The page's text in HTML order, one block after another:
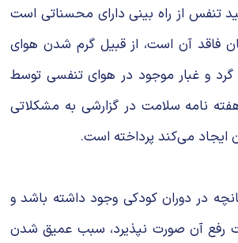
تنفس از راه بینی دارای محسناتی است
فاقد آن است، از قبیل گرم شدن هوای
و غبار موجود در هوای تنفسی توسط
نامه سلامت در گزارشی به مشکلاتی
ایجاد می‌کند پرداخته است.
در دوران کودکی وجود داشته باشد و
رفع آن صورت نپذیرد، سبب عمیق شدن